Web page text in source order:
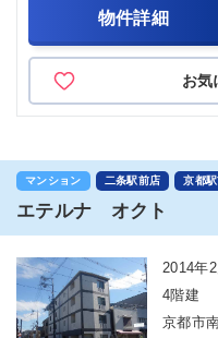
物件詳細
お気
マンション 二条駅前店 京都
エテルナ オクト
2014年
4階建
京都市